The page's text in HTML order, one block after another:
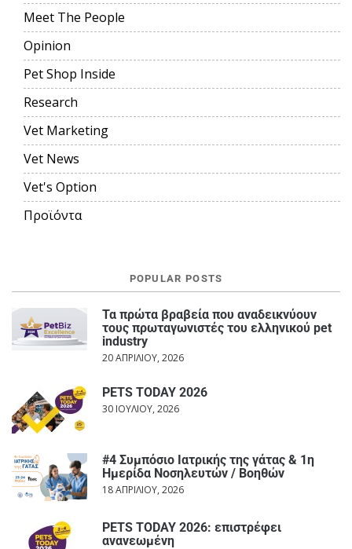
Meet The People
Opinion
Pet Shop Inside
Research
Vet Marketing
Vet News
Vet's Option
Προϊόντα
POPULAR POSTS
Τα πρώτα βραβεία που αναδεικνύουν
τους πρωταγωνιστές του ελληνικού pet
industry
20 ΑΠΡΙΛΊΟΥ, 2026
PETS TODAY 2026
30 ΙΟΥΛΊΟΥ, 2026
#4 Συμπόσιο Ιατρικής της γάτας & 1η
Ημερίδα Νοσηλευτών / Βοηθών
18 ΑΠΡΙΛΊΟΥ, 2026
PETS TODAY 2026: επιστρέφει
ανανεωμένη